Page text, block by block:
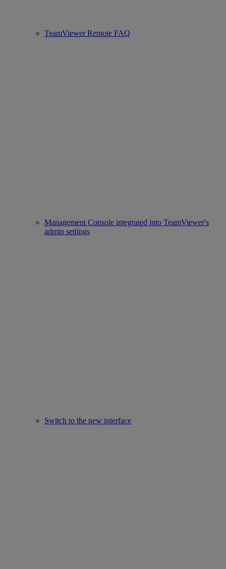
TeamViewer Remote FAQ
Management Console integrated into TeamViewer's
admin settings
Switch to the new interface